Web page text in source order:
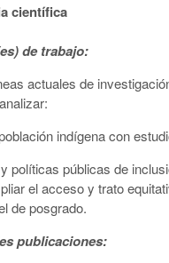
científica
de trabajo:
actuales de
indígena con
políticas públicas de
el acceso y trato
de posgrado.
publicaciones: